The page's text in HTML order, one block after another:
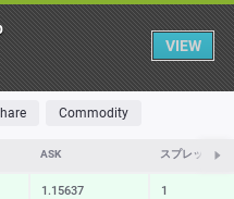
Table
RISERS TOP FALLERS MOST
Commodity
ASK スプレッド
1.15637 1
VIEW